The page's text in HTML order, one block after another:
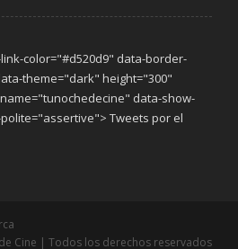
color="#d520d9" data-border-
theme="dark" height="300"
data-show-
Tweets por el
Cine | Todos los derechos reservados